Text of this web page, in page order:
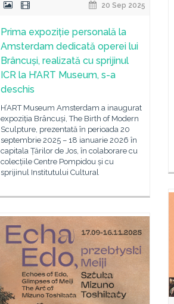
20 Sep 2025
Prima expoziție personală la
Amsterdam dedicată operei lui
Brâncuși, realizată cu sprijinul
ICR la H’ART Museum, s-a
deschis
H’ART Museum Amsterdam a inaugurat
expoziția Brâncuși, The Birth of Modern
Sculpture, prezentată în perioada 20
septembrie 2025 – 18 ianuarie 2026 în
capitala Țărilor de Jos, în colaborare cu
colecțiile Centre Pompidou și cu
sprijinul Institutului Cultural